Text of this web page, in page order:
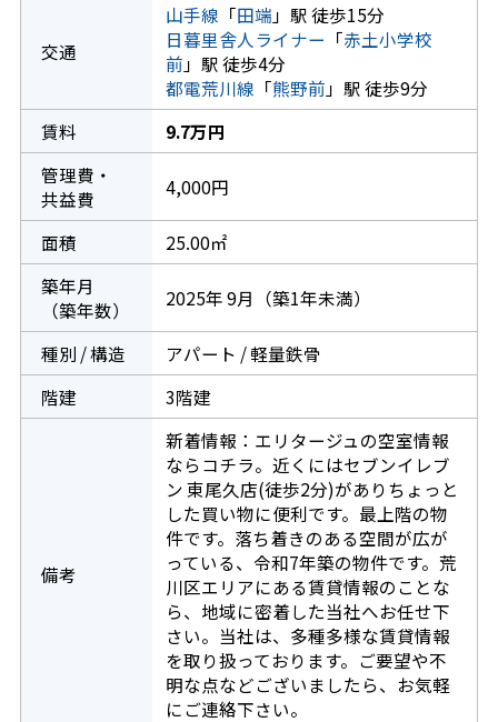
交通
山手線 「田端 」駅 徒歩15分
日暮里舎人ライナー 「赤土小学校
前 」駅 徒歩4分
都電荒川線 「熊野前 」駅 徒歩9分
賃料
9.7万円
管理費・
共益費
4,000円
面積
25.00㎡
築年月
（築年数）
2025年 9月（築1年未満）
種別 / 構造
アパート / 軽量鉄骨
階建
3階建
備考
新着情報：エリタージュの空室情報
ならコチラ。近くにはセブンイレブ
ン 東尾久店(徒歩2分)がありちょっと
した買い物に便利です。最上階の物
件です。落ち着きのある空間が広が
っている、令和7年築の物件です。荒
川区エリアにある賃貸情報のことな
ら、地域に密着した当社へお任せ下
さい。当社は、多種多様な賃貸情報
を取り扱っております。ご要望や不
明な点などございましたら、お気軽
にご連絡下さい。